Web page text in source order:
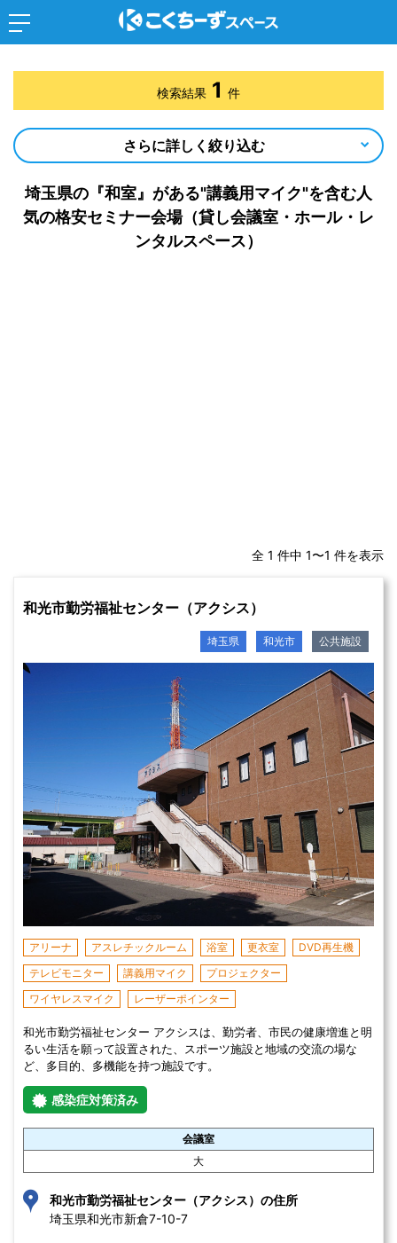
埼玉県の『和室』がある"講義用マイク"を含む人
気の格安セミナー会場（貸し会議室・ホール・レ
ンタルスペース）
全 1 件中 1〜1 件を表示
和光市勤労福祉センター（アクシス）
埼玉県 和光市 公共施設
アリーナ アスレチックルーム 浴室 更衣室
DVD再生機
テレビモニター
講義用マイク
プロジェクター
ワイヤレスマイク
レーザーポインター
和光市勤労福祉センター アクシスは、勤労者、市民の健康増進と明
るい生活を願って設置された、スポーツ施設と地域の交流の場な
ど、多目的、多機能を持つ施設です。
感染症対策済み
会議室
大
和光市勤労福祉センター（アクシス）の住所
埼玉県和光市新倉7-10-7
検索結果 1 件
さらに詳しく絞り込む